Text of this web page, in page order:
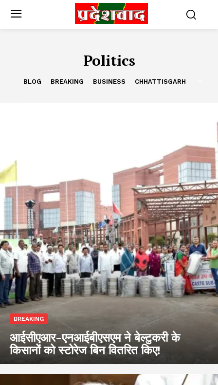
Politics
BLOG BREAKING BUSINESS CHHATTISGARH
BREAKING
आईसीएआर-एनआईबीएसएम ने बेल्टुकरी के
किसानों को स्टोरेज बिन वितरित किए!